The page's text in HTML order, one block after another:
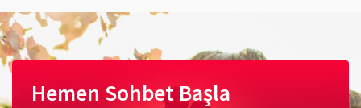
Hemen Sohbet Başla